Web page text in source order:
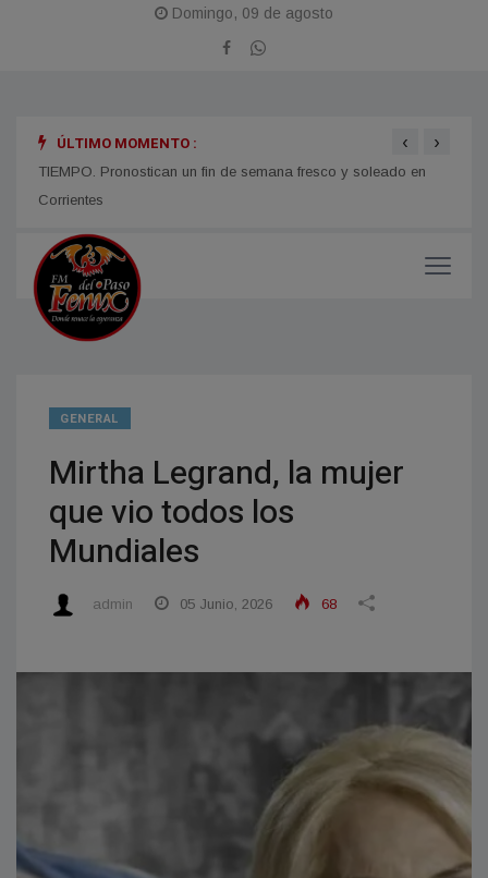
Domingo, 09 de agosto
ÚLTIMO MOMENTO :
TIEMPO. Pronostican un fin de semana fresco y soleado en
Corrientes
‹ ›
GENERAL
Mirtha Legrand, la mujer
que vio todos los
Mundiales
admin 05 Junio, 2026 68